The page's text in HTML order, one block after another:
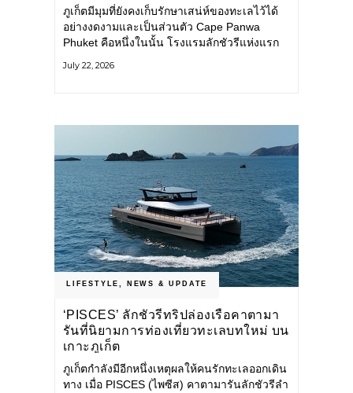
ภูเก็ตมีมุมที่ยังคงเก็บรักษาเสน่ห์ของทะเลไว้ได้
อย่างงดงามและเป็นส่วนตัว Cape Panwa
Phuket คือหนึ่งในนั้น โรงแรมลักชัวรีแห่งแรก
แหลมพันวา ทางตะวันออกเฉียงใต้ของเกาะ
July 22, 2026
LIFESTYLE, NEWS & UPDATE
‘PISCES’ ลักชัวรีทริปล่องเรือคาตามา
รันที่นิยามการท่องเที่ยวทะเลบทใหม่ บน
เกาะภูเก็ต
ภูเก็ตกำลังมีอีกหนึ่งเหตุผลให้คนรักทะเลออกเดิน
ทาง เมื่อ PISCES (ไพซีส) คาตามารันลักชัวรีลำ